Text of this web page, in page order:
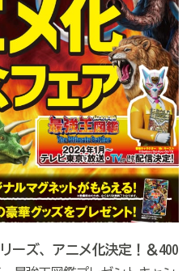
ーズ、アニメ化決定！＆400